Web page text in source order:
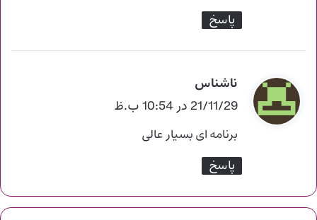
پاسخ
ناشناس
ف
ت
21/11/29 در 10:54 ب.ظ
برنامه ای بسیار عالی
پاسخ